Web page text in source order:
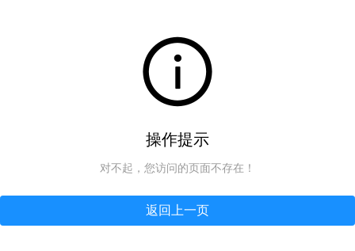
操作提示
对不起，您访问的页面不存在！
返回上一页